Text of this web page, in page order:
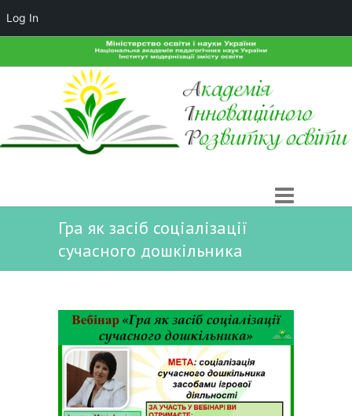
Гра як засіб соціалізації
сучасного дошкільника
Log In